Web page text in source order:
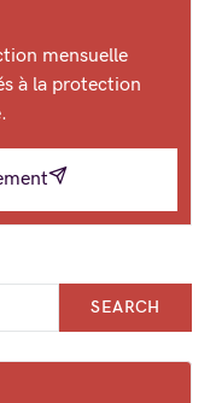
mensuelle
à la protection
SEARCH